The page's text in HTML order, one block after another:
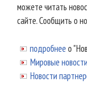
можете читать
сайте. Сообщить о
подробнее о
Мировые
Новости